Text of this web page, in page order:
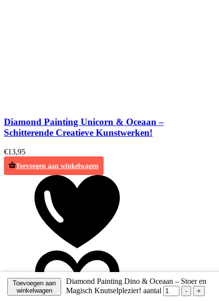
Diamond Painting Dino & Oceaan – Stoer en
Magisch Knutselplezier! aantal
- +
Toevoegen aan
winkelwagen
Diamond Painting Unicorn & Oceaan –
Schitterende Creatieve Kunstwerken!
€13,95
Toevoegen aan winkelwagen